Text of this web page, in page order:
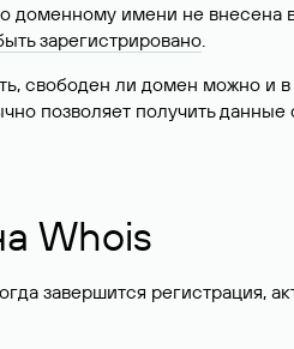
доменному имени не внесена
зарегистрировано.
свободен ли домен можно и
позволяет получить
Whois
завершится регистрация,